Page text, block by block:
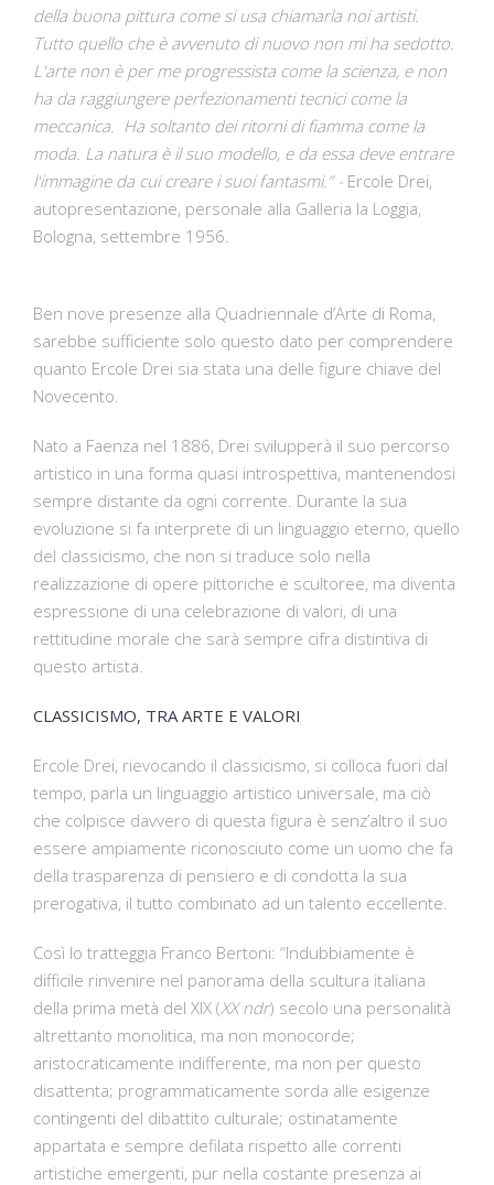
della buona pittura come si usa chiamarla noi artisti.
Tutto quello che è avvenuto di nuovo non mi ha sedotto.
L'arte non è per me progressista come la scienza, e non
ha da raggiungere perfezionamenti tecnici come la
meccanica. Ha soltanto dei ritorni di fiamma come la
moda. La natura è il suo modello, e da essa deve entrare
l'immagine da cui creare i suoi fantasmi.” - Ercole Drei,
autopresentazione, personale alla Galleria la Loggia,
Bologna, settembre 1956
Ben nove presenze alla Quadriennale d’Arte di Roma,
sarebbe sufficiente solo questo dato per comprendere
quanto Ercole Drei sia stata una delle figure chiave del
Novecento.
Nato a Faenza nel 1886, Drei svilupperà il suo percorso
artistico in una forma quasi introspettiva, mantenendosi
sempre distante da ogni corrente. Durante la sua
evoluzione si fa interprete di un linguaggio eterno, quello
del classicismo, che non si traduce solo nella
realizzazione di opere pittoriche e scultoree, ma diventa
espressione di una celebrazione di valori, di una
rettitudine morale che sarà sempre cifra distintiva di
questo artista.
CLASSICISMO, TRA ARTE E VALORI
Ercole Drei, rievocando il classicismo, si colloca fuori dal
tempo, parla un linguaggio artistico universale, ma ciò
che colpisce davvero di questa figura è senz’altro il suo
essere ampiamente riconosciuto come un uomo che fa
della trasparenza di pensiero e di condotta la sua
prerogativa, il tutto combinato ad un talento eccellente.
Così lo tratteggia Franco Bertoni: “Indubbiamente è
difficile rinvenire nel panorama della scultura italiana
della prima metà del XIX (XX ndr) secolo una personalità
altrettanto monolitica, ma non monocorde;
aristocraticamente indifferente, ma non per questo
disattenta; programmaticamente sorda alle esigenze
contingenti del dibattito culturale; ostinatamente
appartata e sempre defilata rispetto alle correnti
artistiche emergenti, pur nella costante presenza ai